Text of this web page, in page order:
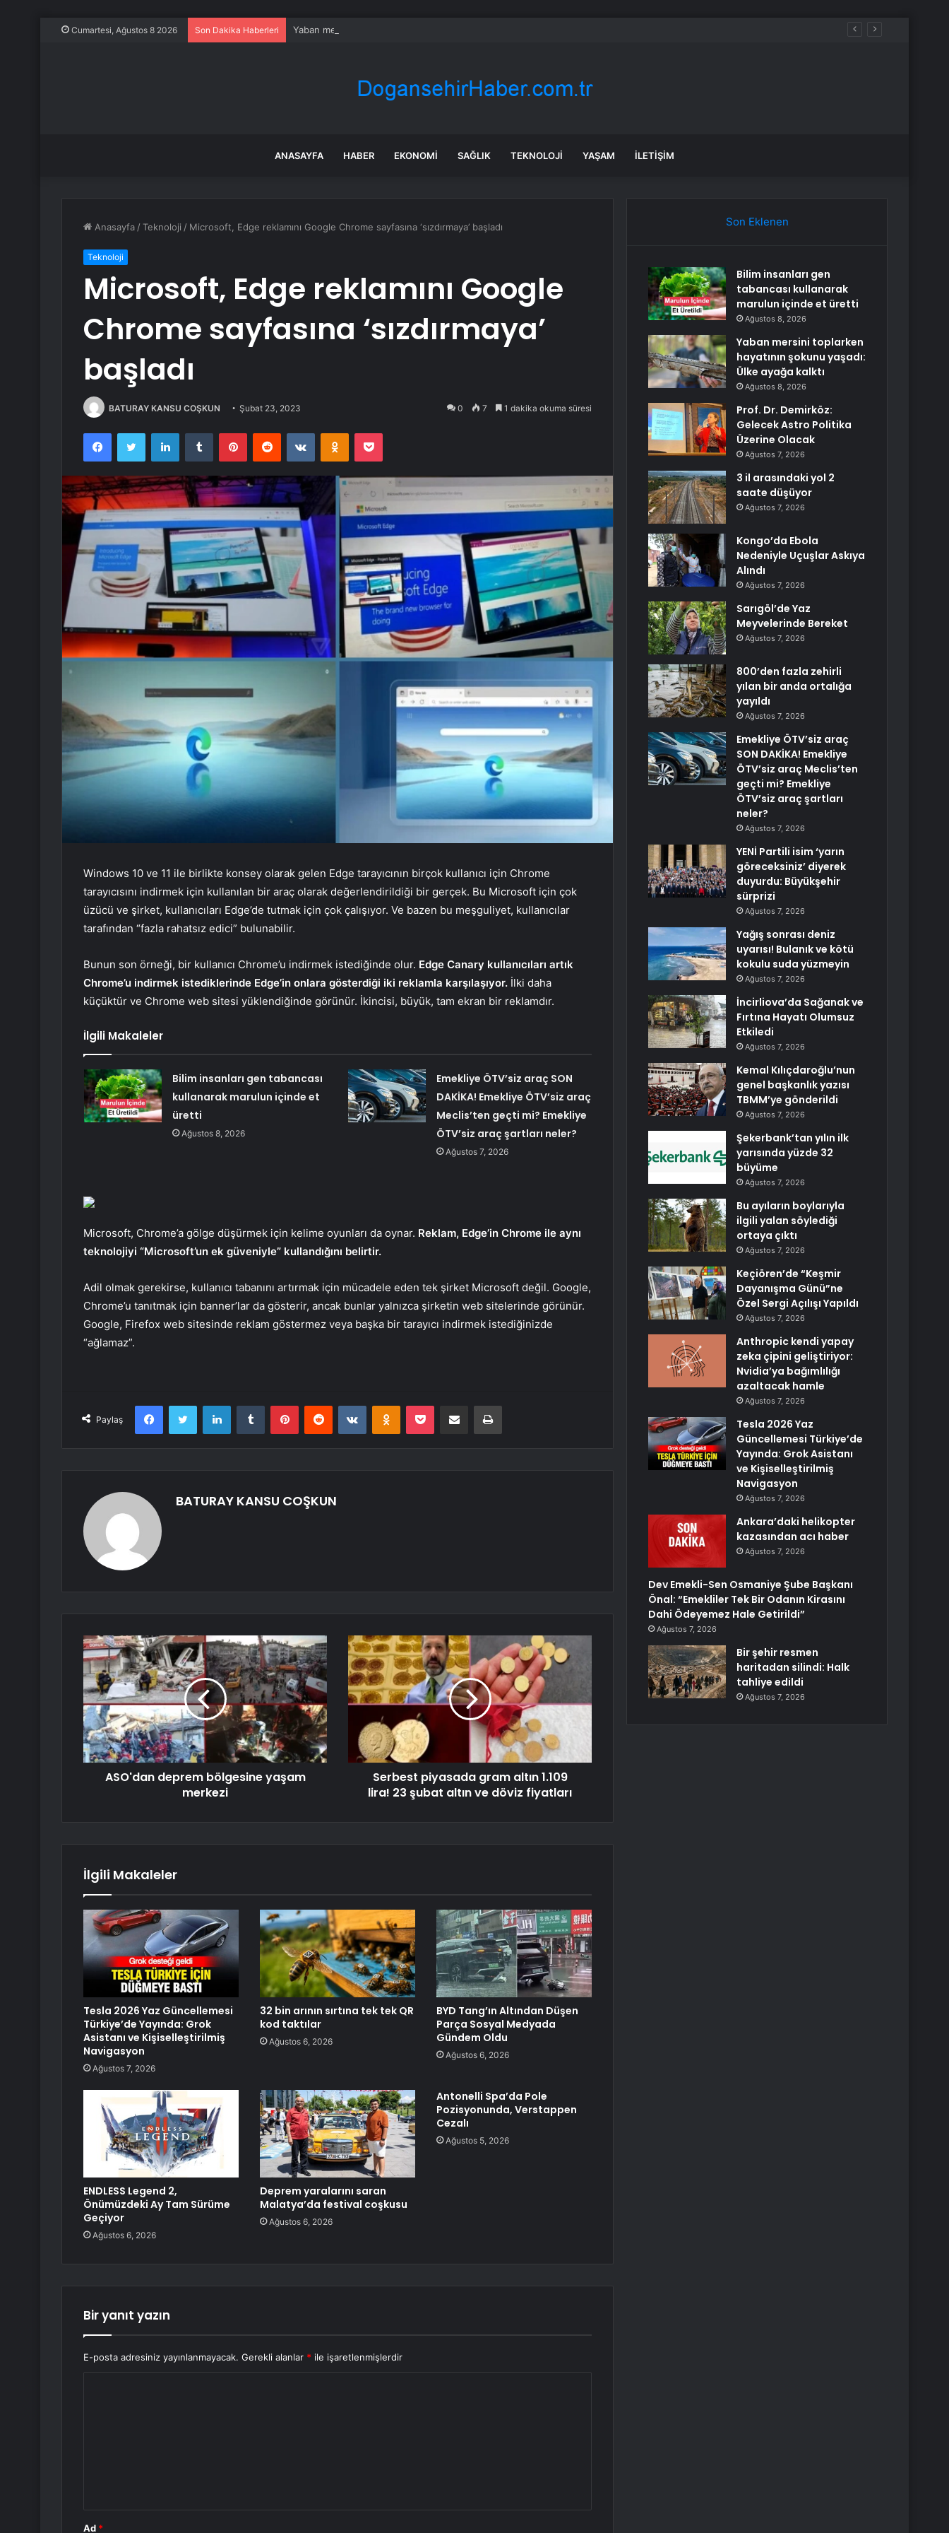
Cumartesi, Ağustos 8 2026 Son Dakika Haberleri Yaban mersini toplarken hayatının şokunu yaşadı: Ülke ayağa kalktı
ANASAYFA HABER EKONOMI SAĞLIK TEKNOLOJI YAŞAM İLETIŞIM
Anasayfa /Teknoloji / Microsoft, Edge reklamını Google Chrome sayfasına ‘sızdırmaya’ başladı
Teknoloji
Microsoft, Edge reklamını Google
Chrome sayfasına ‘sızdırmaya’
başladı
BATURAY KANSU COŞKUN Şubat 23, 2023 0 7 1 dakika okuma süresi
FacebookTwitter LinkedInTumblr PinterestReddit VKontakteOdnoklassniki
Pocket
Windows 10 ve 11 ile birlikte konsey olarak gelen Edge tarayıcının birçok kullanıcı için Chrome
tarayıcısını indirmek için kullanılan bir araç olarak değerlendirildiği bir gerçek. Bu Microsoft için çok
üzücü ve şirket, kullanıcıları Edge’de tutmak için çok çalışıyor. Ve bazen bu meşguliyet, kullanıcılar
tarafından “fazla rahatsız edici” bulunabilir.
Bunun son örneği, bir kullanıcı Chrome’u indirmek istediğinde olur. Edge Canary kullanıcıları artık
Chrome’u indirmek istediklerinde Edge’in onlara gösterdiği iki reklamla karşılaşıyor. İlki daha
küçüktür ve Chrome web sitesi yüklendiğinde görünür. İkincisi, büyük, tam ekran bir reklamdır.
İlgili Makaleler
Bilim insanları gen tabancası
kullanarak marulun içinde et
üretti
Ağustos 8, 2026
Emekliye ÖTV’siz araç SON
DAKİKA! Emekliye ÖTV’siz araç
Meclis’ten geçti mi? Emekliye
ÖTV’siz araç şartları neler?
Ağustos 7, 2026
Microsoft, Chrome’a ​​gölge düşürmek için kelime oyunları da oynar. Reklam, Edge’in Chrome ile aynı
teknolojiyi “Microsoft’un ek güveniyle” kullandığını belirtir.
Adil olmak gerekirse, kullanıcı tabanını artırmak için mücadele eden tek şirket Microsoft değil. Google,
Chrome’u tanıtmak için banner’lar da gösterir, ancak bunlar yalnızca şirketin web sitelerinde görünür.
Google, Firefox web sitesinde reklam göstermez veya başka bir tarayıcı indirmek istediğinizde
“ağlamaz”.
Paylaş
FacebookTwitter LinkedInTumblr PinterestReddit VKontakteOdnoklassniki
Pocket E-Posta ile paylaş Yazdır
BATURAY KANSU COŞKUN
ASO'dan deprem bölgesine yaşam
merkezi
Serbest piyasada gram altın 1.109
lira! 23 şubat altın ve döviz fiyatları
İlgili Makaleler
Tesla 2026 Yaz Güncellemesi
Türkiye’de Yayında: Grok
Asistanı ve Kişiselleştirilmiş
Navigasyon
Ağustos 7, 2026
32 bin arının sırtına tek tek QR
kod taktılar
Ağustos 6, 2026
BYD Tang’ın Altından Düşen
Parça Sosyal Medyada
Gündem Oldu
Ağustos 6, 2026
ENDLESS Legend 2,
Önümüzdeki Ay Tam Sürüme
Geçiyor
Ağustos 6, 2026
Deprem yaralarını saran
Malatya’da festival coşkusu
Ağustos 6, 2026
Antonelli Spa’da Pole
Pozisyonunda, Verstappen
Cezalı
Ağustos 5, 2026
Bir yanıt yazın
E-posta adresiniz yayınlanmayacak. Gerekli alanlar * ile işaretlenmişlerdir
Ad *
Son Eklenen
Bilim insanları gen
tabancası kullanarak
marulun içinde et üretti
Ağustos 8, 2026
Yaban mersini toplarken
hayatının şokunu yaşadı:
Ülke ayağa kalktı
Ağustos 8, 2026
Prof. Dr. Demirköz:
Gelecek Astro Politika
Üzerine Olacak
Ağustos 7, 2026
3 il arasındaki yol 2
saate düşüyor
Ağustos 7, 2026
Kongo’da Ebola
Nedeniyle Uçuşlar Askıya
Alındı
Ağustos 7, 2026
Sarıgöl’de Yaz
Meyvelerinde Bereket
Ağustos 7, 2026
800’den fazla zehirli
yılan bir anda ortalığa
yayıldı
Ağustos 7, 2026
Emekliye ÖTV’siz araç
SON DAKİKA! Emekliye
ÖTV’siz araç Meclis’ten
geçti mi? Emekliye
ÖTV’siz araç şartları
neler?
Ağustos 7, 2026
YENİ Partili isim ‘yarın
göreceksiniz’ diyerek
duyurdu: Büyükşehir
sürprizi
Ağustos 7, 2026
Yağış sonrası deniz
uyarısı! Bulanık ve kötü
kokulu suda yüzmeyin
Ağustos 7, 2026
İncirliova’da Sağanak ve
Fırtına Hayatı Olumsuz
Etkiledi
Ağustos 7, 2026
Kemal Kılıçdaroğlu’nun
genel başkanlık yazısı
TBMM’ye gönderildi
Ağustos 7, 2026
Şekerbank’tan yılın ilk
yarısında yüzde 32
büyüme
Ağustos 7, 2026
Bu ayıların boylarıyla
ilgili yalan söylediği
ortaya çıktı
Ağustos 7, 2026
Keçiören’de “Keşmir
Dayanışma Günü”ne
Özel Sergi Açılışı Yapıldı
Ağustos 7, 2026
Anthropic kendi yapay
zeka çipini geliştiriyor:
Nvidia’ya bağımlılığı
azaltacak hamle
Ağustos 7, 2026
Tesla 2026 Yaz
Güncellemesi Türkiye’de
Yayında: Grok Asistanı
ve Kişiselleştirilmiş
Navigasyon
Ağustos 7, 2026
Ankara’daki helikopter
kazasından acı haber
Ağustos 7, 2026
Dev Emekli-Sen Osmaniye Şube Başkanı
Önal: “Emekliler Tek Bir Odanın Kirasını
Dahi Ödeyemez Hale Getirildi”
Ağustos 7, 2026
Bir şehir resmen
haritadan silindi: Halk
tahliye edildi
Ağustos 7, 2026